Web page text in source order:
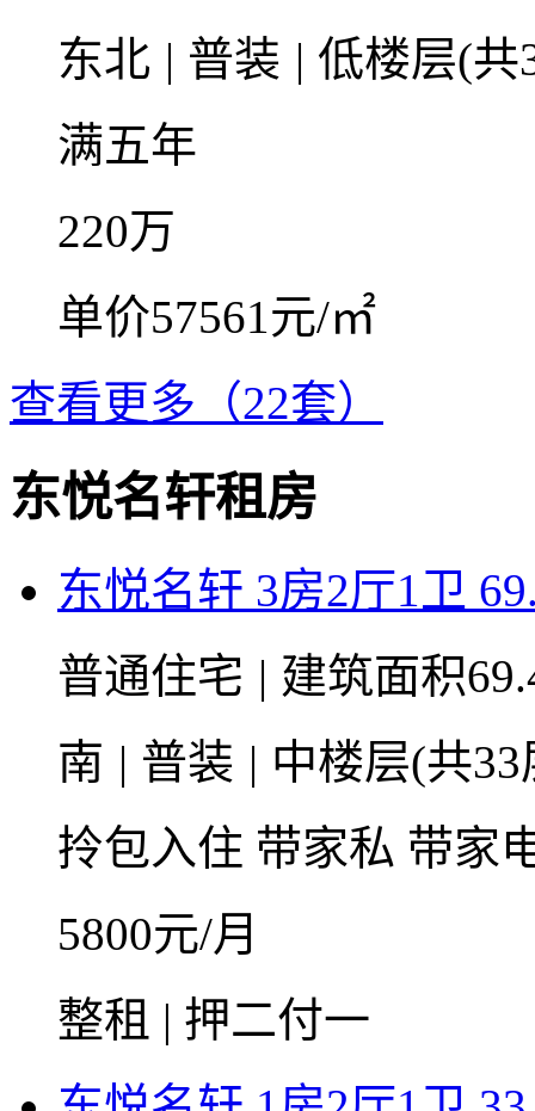
东北 | 普装 | 低楼层(
满五年
220万
单价57561元/㎡
查看更多（22套）
东悦名轩租房
东悦名轩 3房2厅1卫
普通住宅 | 建筑面积
南 | 普装 | 中楼层(共
拎包入住 带家私 带家
5800元/月
整租 | 押二付一